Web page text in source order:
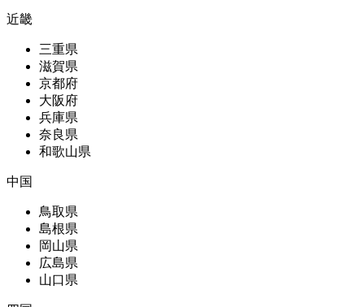
近畿
三重県
滋賀県
京都府
大阪府
兵庫県
奈良県
和歌山県
中国
鳥取県
島根県
岡山県
広島県
山口県